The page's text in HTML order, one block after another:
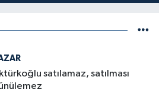
satılamaz, satılması